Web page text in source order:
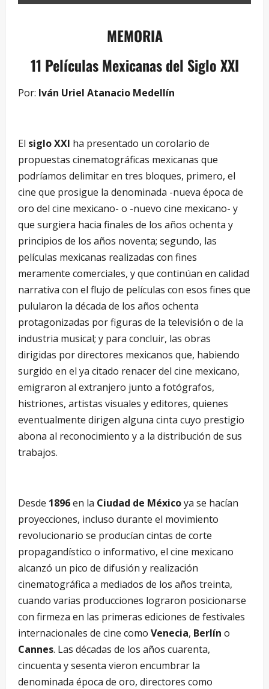
MEMORIA
11 Películas Mexicanas del Siglo XXI
Por: Iván Uriel Atanacio Medellín
El siglo XXI ha presentado un corolario de
propuestas cinematográficas mexicanas que
podríamos delimitar en tres bloques, primero, el
cine que prosigue la denominada -nueva época de
oro del cine mexicano- o -nuevo cine mexicano- y
que surgiera hacia finales de los años ochenta y
principios de los años noventa; segundo, las
películas mexicanas realizadas con fines
meramente comerciales, y que continúan en calidad
narrativa con el flujo de películas con esos fines que
pulularon la década de los años ochenta
protagonizadas por figuras de la televisión o de la
industria musical; y para concluir, las obras
dirigidas por directores mexicanos que, habiendo
surgido en el ya citado renacer del cine mexicano,
emigraron al extranjero junto a fotógrafos,
histriones, artistas visuales y editores, quienes
eventualmente dirigen alguna cinta cuyo prestigio
abona al reconocimiento y a la distribución de sus
trabajos.
Desde 1896en la Ciudad de Méxicoya se hacían
proyecciones, incluso durante el movimiento
revolucionario se producían cintas de corte
propagandístico o informativo, el cine mexicano
alcanzó un pico de difusión y realización
cinematográfica a mediados de los años treinta,
cuando varias producciones lograron posicionarse
con firmeza en las primeras ediciones de festivales
internacionales de cine como Venecia, Berlín o
Cannes. Las décadas de los años cuarenta,
cincuenta y sesenta vieron encumbrar la
denominada época de oro, directores como